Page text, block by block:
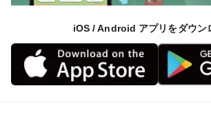
iOS / Android アプリをダウン